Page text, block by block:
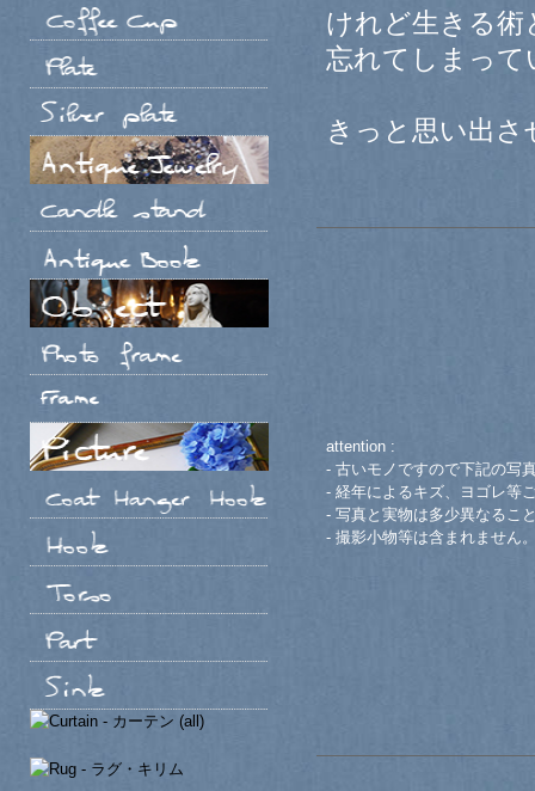
けれど生きる術
忘れてしまって
きっと思い出
attention :
- 古いモノですので下記の写
- 経年によるキズ、ヨゴレ等
- 写真と実物は多少異なるこ
- 撮影小物等は含まれません